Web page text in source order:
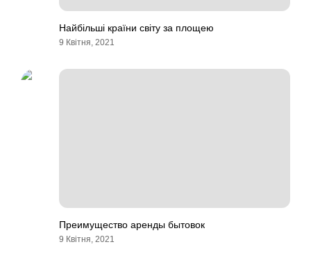
Найбільші країни світу за площею
9 Квітня, 2021
Преимущество аренды бытовок
9 Квітня, 2021